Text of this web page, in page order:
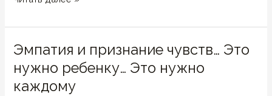
или
вечная
неудовлетворенность
Эмпатия и признание чувств… Это
нужно ребенку… Это нужно
каждому